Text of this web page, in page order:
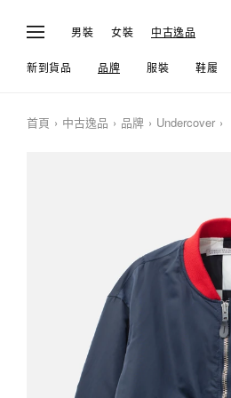
男裝 女裝 中古逸品
新到貨品 品牌 服裝 鞋履
首頁 中古逸品 品牌 Undercover